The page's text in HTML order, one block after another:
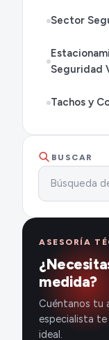
Sector
Seguridad
Tachos y
BUSCAR
ASESORÍA
medida?
Cuéntanos tu
especialista
ideal.